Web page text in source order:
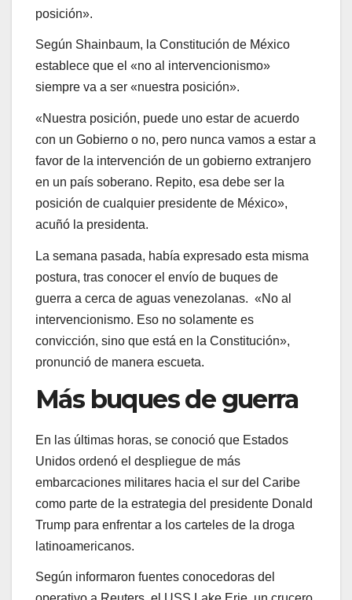
posición».
Según Shainbaum, la Constitución de México
establece que el «no al intervencionismo»
siempre va a ser «nuestra posición».
«Nuestra posición, puede uno estar de acuerdo
con un Gobierno o no, pero nunca vamos a estar a
favor de la intervención de un gobierno extranjero
en un país soberano. Repito, esa debe ser la
posición de cualquier presidente de México»,
acuñó la presidenta.
La semana pasada, había expresado esta misma
postura, tras conocer el envío de buques de
guerra a cerca de aguas venezolanas. «No al
intervencionismo. Eso no solamente es
convicción, sino que está en la Constitución»,
pronunció de manera escueta.
Más buques de guerra
En las últimas horas, se conoció que Estados
Unidos ordenó el despliegue de más
embarcaciones militares hacia el sur del Caribe
como parte de la estrategia del presidente Donald
Trump para enfrentar a los carteles de la droga
latinoamericanos.
Según informaron fuentes conocedoras del